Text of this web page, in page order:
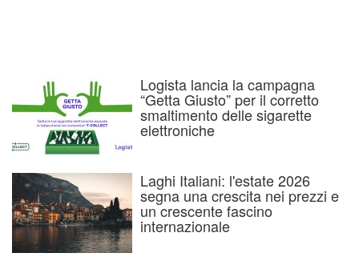
Logista lancia la campagna
“Getta Giusto” per il corretto
smaltimento delle sigarette
elettroniche
Laghi Italiani: l'estate 2026
segna una crescita nei prezzi e
un crescente fascino
internazionale